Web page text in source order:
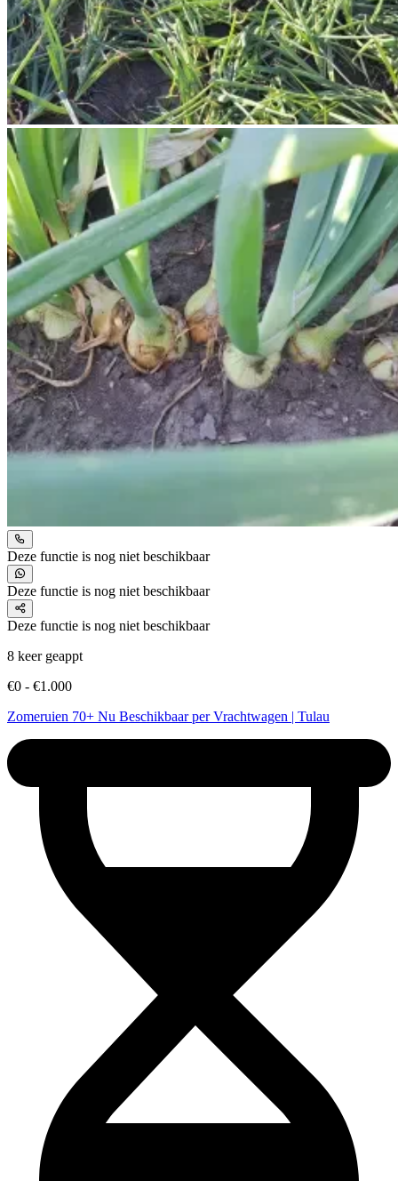
Deze functie is nog niet beschikbaar
Deze functie is nog niet beschikbaar
Deze functie is nog niet beschikbaar
8 keer geappt
€0 - €1.000
Zomeruien 70+ Nu Beschikbaar per Vrachtwagen | Tulau